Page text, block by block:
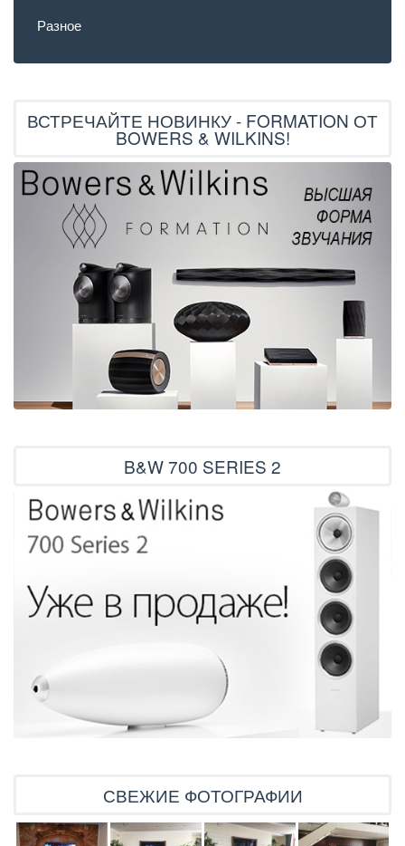
Разное
ВСТРЕЧАЙТЕ НОВИНКУ - FORMATION ОТ
BOWERS & WILKINS!
B&W 700 SERIES 2
СВЕЖИЕ ФОТОГРАФИИ